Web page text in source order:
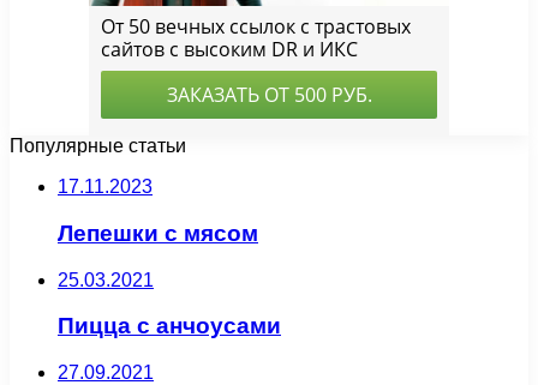
Популярные статьи
17.11.2023
Лепешки с мясом
25.03.2021
Пицца с анчоусами
27.09.2021